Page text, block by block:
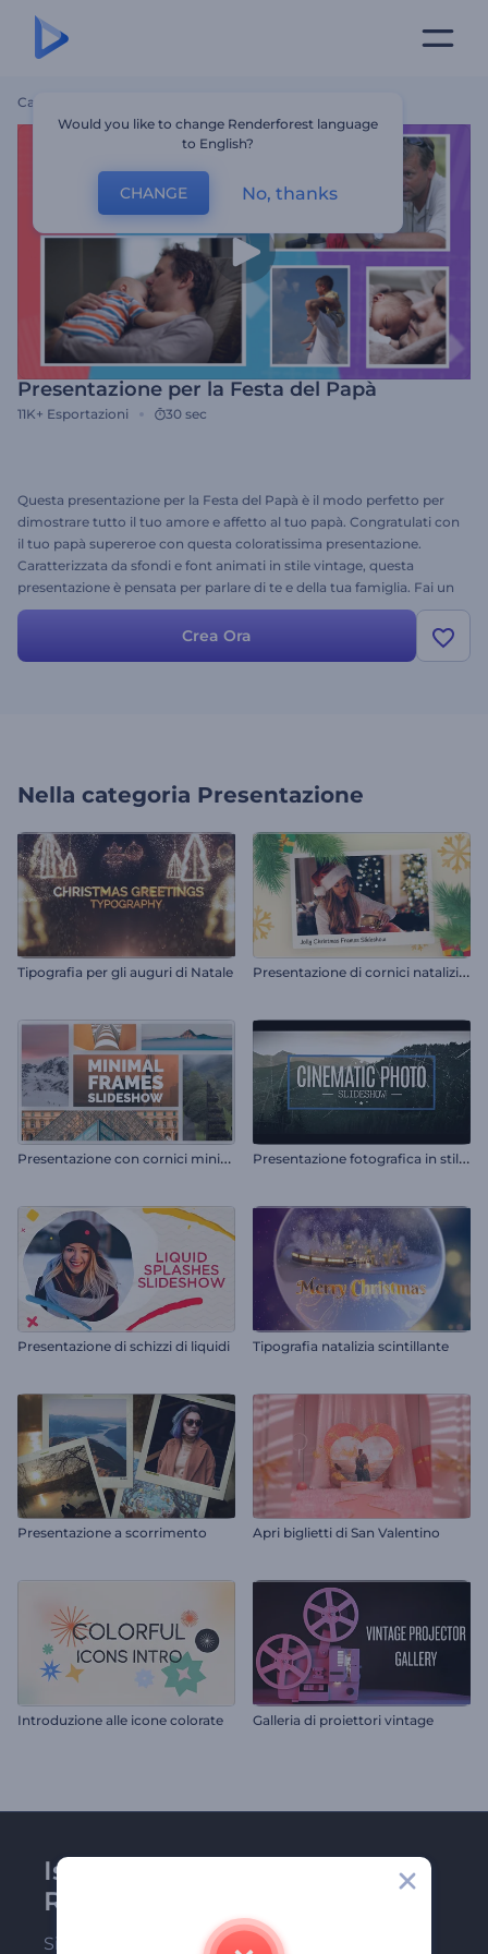
Casa
Presentazione per la Festa del Papà
11K+ Esportazioni 30 sec
Questa presentazione per la Festa del Papà è il modo perfetto per
dimostrare tutto il tuo amore e affetto al tuo papà. Congratulati con
il tuo papà supereroe con questa coloratissima presentazione.
Caratterizzata da sfondi e font animati in stile vintage, questa
presentazione è pensata per parlare di te e della tua famiglia. Fai un
regalo davvero speciale che durerà a lungo. Provala oggi stesso e
guarda la gioia che proverà guardando questa presentazione per la
Festa del Papà.
Crea Ora
Nella categoria Presentazione
Tipografia per gli auguri di Natale P
resentazione di cornici natalizie allegre
P
resentazione con cornici minimali P
resentazione fotografica in stile cinematografico
Presentazione di schizzi di liquidi Tipografia natalizia scintillante
Presentazione a scorrimento Apri biglietti di San Valentino
Introduzione alle icone colorate Galleria di proiettori vintage
Iscriviti alla newsletter di
Renderforest
Sii tra i primi a ricevere le nostre ultime
Would you like to change Renderforest language
to English?
CHANGE No, thanks